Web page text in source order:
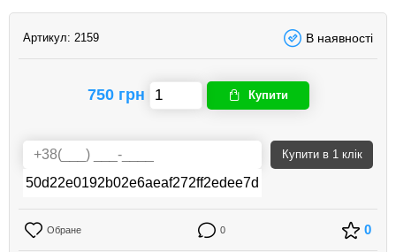
Артикул: 2159 В наявності
750 грн Купити
Купити в 1 клік
Обране 0 0